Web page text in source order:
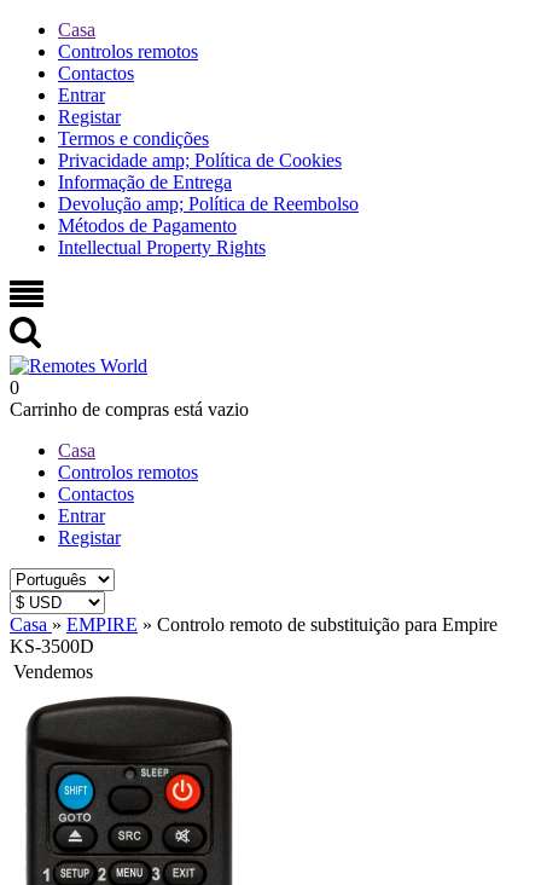
Casa
Controlos remotos
Contactos
Entrar
Registar
Termos e condições
Privacidade amp; Política de Cookies
Informação de Entrega
Devolução amp; Política de Reembolso
Métodos de Pagamento
Intellectual Property Rights
0
Carrinho de compras está vazio
Casa
Controlos remotos
Contactos
Entrar
Registar
Casa » EMPIRE » Controlo remoto de substituição para Empire
KS-3500D
Vendemos